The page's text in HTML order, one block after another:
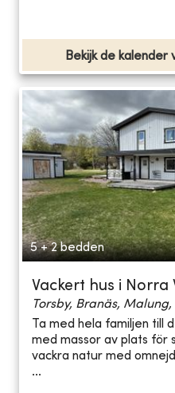
Bekijk de kalender
5 + 2 bedden
Vackert hus i Norra
Torsby, Branäs,
Ta med hela familjen till
med massor av plats för
vackra natur med
...